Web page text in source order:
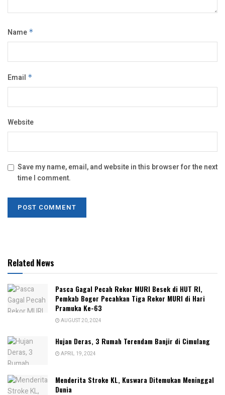
Name *
Email *
Website
Save my name, email, and website in this browser for the next
time I comment.
Related News
Pasca Gagal Pecah Rekor MURI Besek di HUT RI,
Pemkab Bogor Pecahkan Tiga Rekor MURI di Hari
Pramuka Ke-63
AUGUST 20, 2024
Hujan Deras, 3 Rumah Terendam Banjir di Cimulang
APRIL 19, 2024
Menderita Stroke KL, Kuswara Ditemukan Meninggal
Dunia